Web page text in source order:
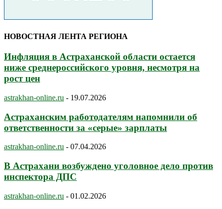
НОВОСТНАЯ ЛЕНТА РЕГИОНА
Инфляция в Астраханской области остается
ниже среднероссийского уровня, несмотря на
рост цен
astrakhan-online.ru - 19.07.2026
Астраханским работодателям напомнили об
ответственности за «серые» зарплаты
astrakhan-online.ru - 07.04.2026
В Астрахани возбуждено уголовное дело против
инспектора ДПС
astrakhan-online.ru - 01.02.2026